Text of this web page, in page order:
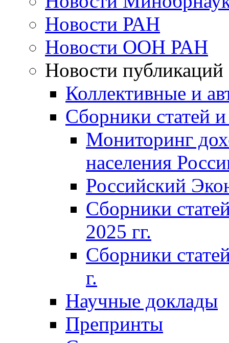
Новости РАН
Новости ООН РАН
Новости публикаций
Коллективные и
Сборники статей
Мониторинг
населения
Российский
Сборники
2025 гг.
Сборники
г.
Научные доклады
Препринты